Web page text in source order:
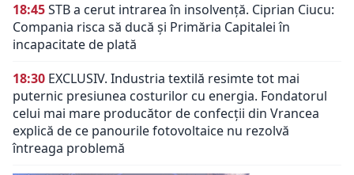
18:45STB a cerut intrarea în insolvență. Ciprian Ciucu:
Compania risca să ducă și Primăria Capitalei în
incapacitate de plată
18:30 EXCLUSIV. Industria textilă resimte tot mai
puternic presiunea costurilor cu energia. Fondatorul
celui mai mare producător de confecții din Vrancea
explică de ce panourile fotovoltaice nu rezolvă
întreaga problemă